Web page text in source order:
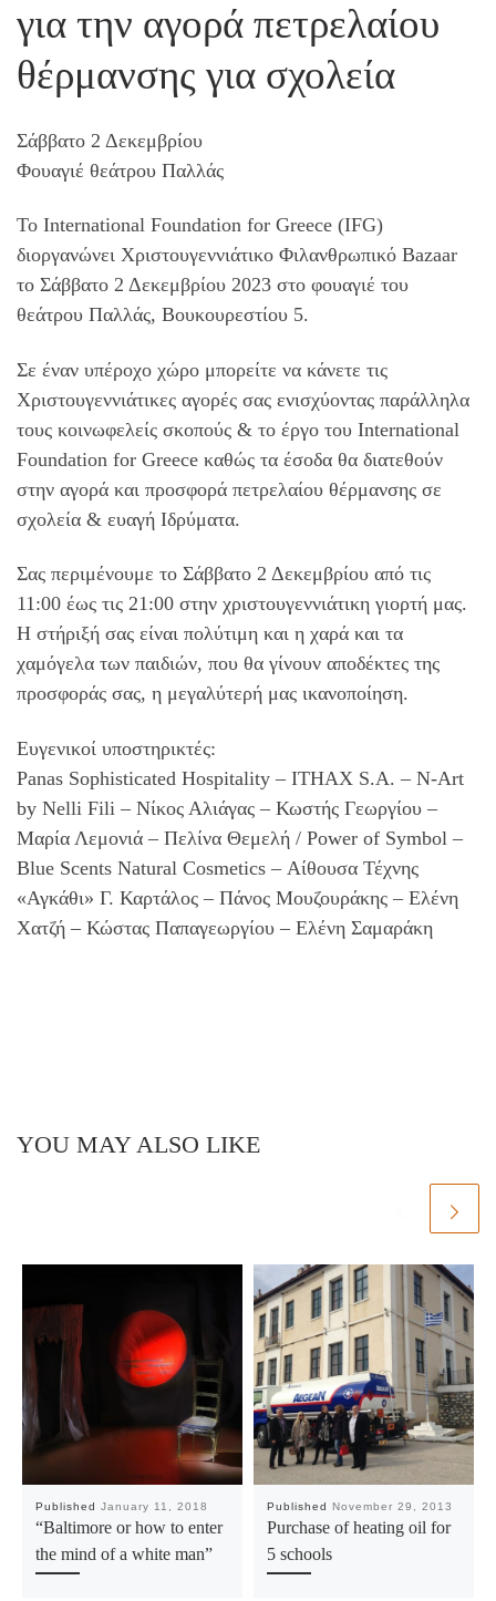
για την αγορά πετρελαίου
θέρμανσης για σχολεία
Σάββατο 2 Δεκεμβρίου
Φουαγιέ θεάτρου Παλλάς
Το International Foundation for Greece (IFG)
διοργανώνει Χριστουγεννιάτικο Φιλανθρωπικό Bazaar
το Σάββατο 2 Δεκεμβρίου 2023 στο φουαγιέ του
θεάτρου Παλλάς, Βουκουρεστίου 5.
Σε έναν υπέροχο χώρο μπορείτε να κάνετε τις
Χριστουγεννιάτικες αγορές σας ενισχύοντας παράλληλα
τους κοινωφελείς σκοπούς & το έργο του International
Foundation for Greece καθώς τα έσοδα θα διατεθούν
στην αγορά και προσφορά πετρελαίου θέρμανσης σε
σχολεία & ευαγή Ιδρύματα.
Σας περιμένουμε το Σάββατο 2 Δεκεμβρίου από τις
11:00 έως τις 21:00 στην χριστουγεννιάτικη γιορτή μας.
Η στήριξή σας είναι πολύτιμη και η χαρά και τα
χαμόγελα των παιδιών, που θα γίνουν αποδέκτες της
προσφοράς σας, η μεγαλύτερή μας ικανοποίηση.
Ευγενικοί υποστηρικτές:
Panas Sophisticated Hospitality – ITHAX S.A. – N-Art
by Nelli Fili – Νίκος Αλιάγας – Κωστής Γεωργίου –
Μαρία Λεμονιά – Πελίνα Θεμελή / Power of Symbol –
Blue Scents Natural Cosmetics – Αίθουσα Τέχνης
«Αγκάθι» Γ. Καρτάλος – Πάνος Μουζουράκης – Ελένη
Χατζή – Κώστας Παπαγεωργίου – Ελένη Σαμαράκη
YOU MAY ALSO LIKE
Published January 11, 2018
“Baltimore or how to enter
the mind of a white man”
Published November 29, 2013
Purchase of heating oil for
5 schools